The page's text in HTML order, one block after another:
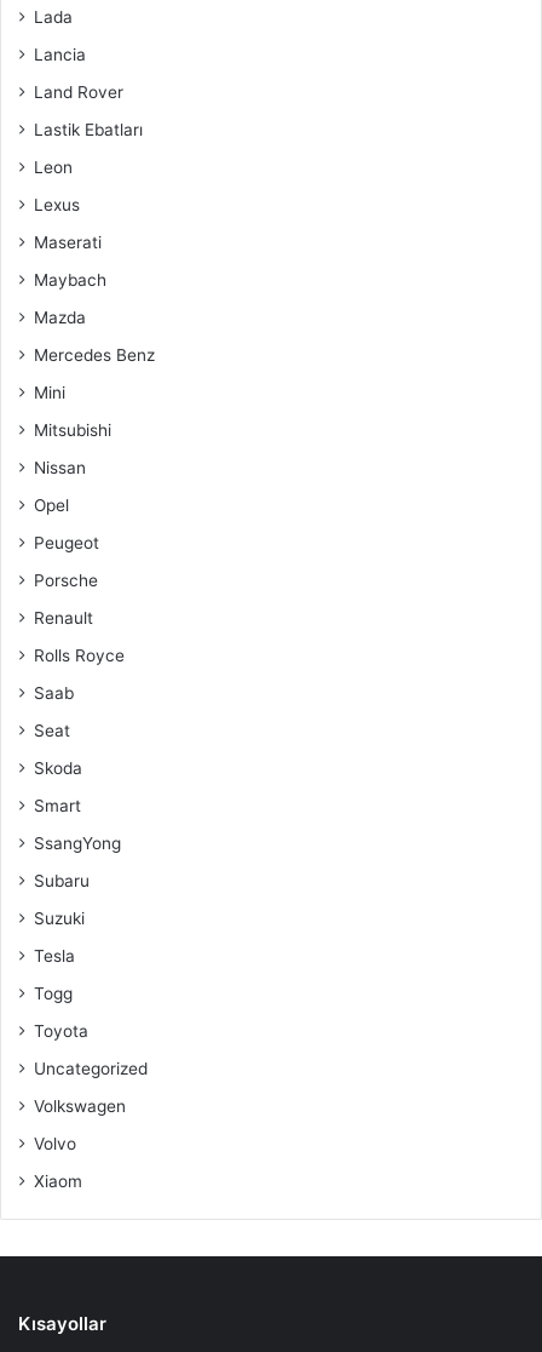
Lada
Lancia
Land Rover
Lastik Ebatları
Leon
Lexus
Maserati
Maybach
Mazda
Mercedes Benz
Mini
Mitsubishi
Nissan
Opel
Peugeot
Porsche
Renault
Rolls Royce
Saab
Seat
Skoda
Smart
SsangYong
Subaru
Suzuki
Tesla
Togg
Toyota
Uncategorized
Volkswagen
Volvo
Xiaom
Kısayollar